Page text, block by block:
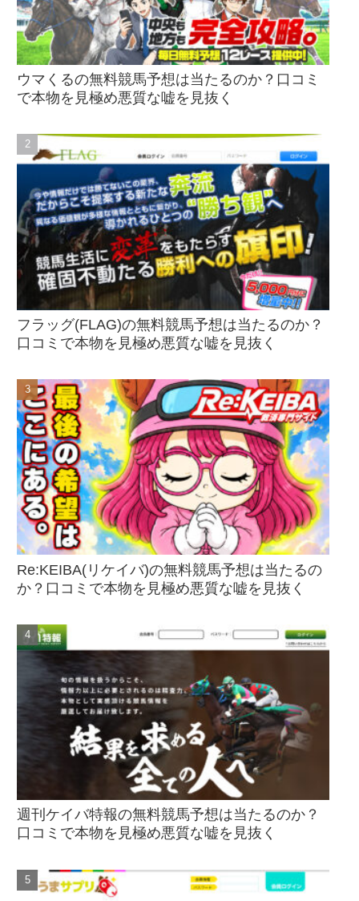
ウマくるの無料競馬予想は当たるのか？口コミ
で本物を見極め悪質な嘘を見抜く
フラッグ(FLAG)の無料競馬予想は当たるのか？
口コミで本物を見極め悪質な嘘を見抜く
Re:KEIBA(リケイバ)の無料競馬予想は当たるの
か？口コミで本物を見極め悪質な嘘を見抜く
週刊ケイバ特報の無料競馬予想は当たるのか？
口コミで本物を見極め悪質な嘘を見抜く